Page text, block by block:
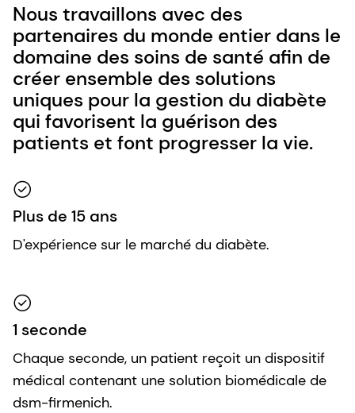
Nous travaillons avec des
partenaires du monde entier dans le
domaine des soins de santé afin de
créer ensemble des solutions
uniques pour la gestion du diabète
qui favorisent la guérison des
patients et font progresser la vie.
Plus de 15 ans
D'expérience sur le marché du diabète.
1 seconde
Chaque seconde, un patient reçoit un dispositif
médical contenant une solution biomédicale de
dsm-firmenich.